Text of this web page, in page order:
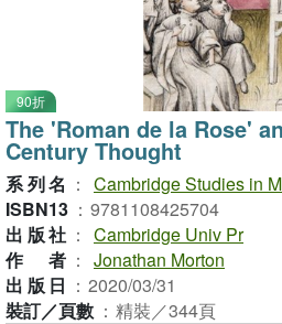
90折
The 'Roman de la Rose'
Century Thought
系列名 ： Cambridge Studies in
ISBN13 ： 9781108425704
出版社 ： Cambridge Univ Pr
作者 ： Jonathan Morton
出版日 ： 2020/03/31
裝訂／頁數 ： 精裝／344頁